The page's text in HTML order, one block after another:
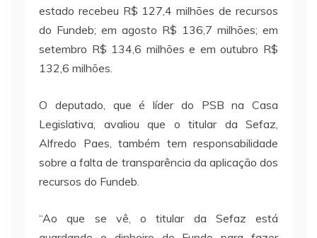
estado recebeu R$ 127,4 milhões de recursos
do Fundeb; em agosto R$ 136,7 milhões; em
setembro R$ 134,6 milhões e em outubro R$
132,6 milhões.
O deputado, que é líder do PSB na Casa
Legislativa, avaliou que o titular da Sefaz,
Alfredo Paes, também tem responsabilidade
sobre a falta de transparência da aplicação dos
recursos do Fundeb.
“Ao que se vê, o titular da Sefaz está